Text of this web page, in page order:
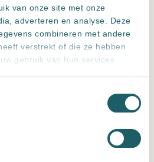
van onze site met onze
adverteren en analyse. Deze
combineren met andere
verstrekt of die ze hebben
gebruik van hun services.